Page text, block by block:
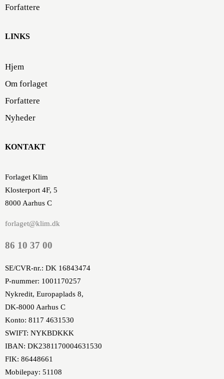
Forfattere
LINKS
Hjem
Om forlaget
Forfattere
Nyheder
KONTAKT
Forlaget Klim
Klosterport 4F, 5
8000 Aarhus C
forlaget@klim.dk
86 10 37 00
SE/CVR-nr.: DK 16843474
P-nummer: 1001170257
Nykredit, Europaplads 8,
DK-8000 Aarhus C
Konto: 8117 4631530
SWIFT: NYKBDKKK
IBAN: DK2381170004631530
FIK: 86448661
Mobilepay: 51108